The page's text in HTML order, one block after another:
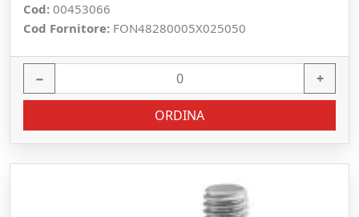
Cod: 00453066
Cod Fornitore: FON48280005X025050
− +
ORDINA